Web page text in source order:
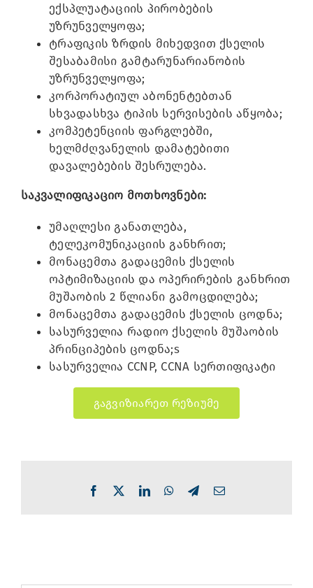
ექსპლუატაციის პირობების
უზრუნველყოფა;
ტრაფიკის ზრდის მიხედვით ქსელის
შესაბამისი გამტარუნარიანობის
უზრუნველყოფა;
კორპორატიულ აბონენტებთან
სხვადასხვა ტიპის სერვისების აწყობა;
კომპეტენციის ფარგლებში,
ხელმძღვანელის დამატებითი
დავალებების შესრულება.
საკვალიფიკაციო მოთხოვნები:
უმაღლესი განათლება,
ტელეკომუნიკაციის განხრით;
მონაცემთა გადაცემის ქსელის
ოპტიმიზაციის და ოპერირების განხრით
მუშაობის 2 წლიანი გამოცდილება;
მონაცემთა გადაცემის ქსელის ცოდნა;
სასურველია რადიო ქსელის მუშაობის
პრინციპების ცოდნა;s
სასურველია CCNP, CCNA სერთიფიკატი
გაგვიზიარეთ რეზიუმე
Facebook LinkedInWhatsApp
TelegramEmail